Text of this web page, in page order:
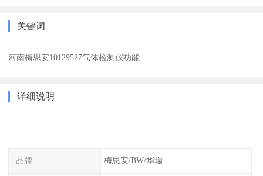
关键词
河南梅思安10129527气体检测仪功能
详细说明
品牌 梅思安/BW/华瑞